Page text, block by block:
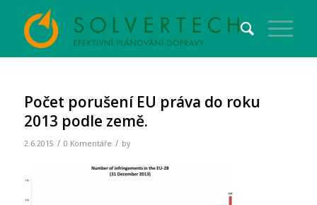
Počet porušení EU práva do roku
2013 podle země.
2.6.2015 / 0 Komentáře / by